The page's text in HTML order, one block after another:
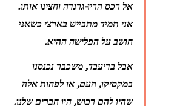
אל רכס הריו-גרנדה וחצינו אותו.
אני תמיד מתבייש בארצי כשאני
חושב על הפלישה ההיא.
אבל בדיעבד, משכבר נכנסנו
במקסיקו, העם, או לפחות אלה
שהיו להם רכוש, היו חברים שלנו.